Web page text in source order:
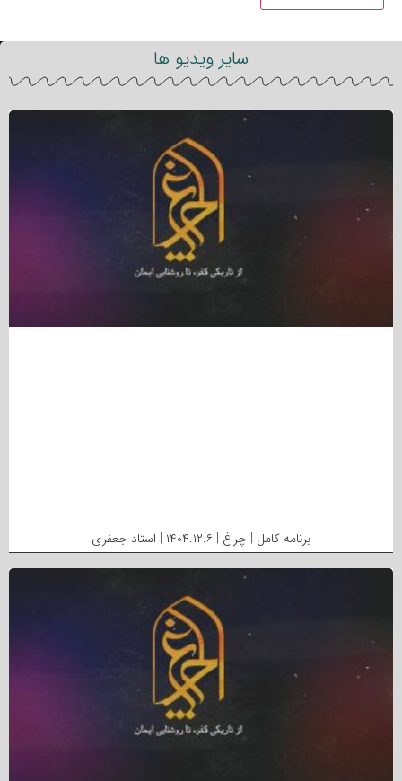
سایر ویدیو ها
برنامه کامل | چراغ | ۱۴۰۴.۱۲.۶ | استاد جعفری